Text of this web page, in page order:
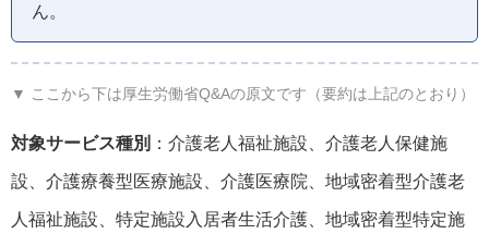
ん。
▼ ここから下は厚生労働省Q&Aの原文です（要約は上記のとおり）
対象サービス種別 ：介護老人福祉施設、介護老人保健施
設、介護療養型医療施設、介護医療院、地域密着型介護老
人福祉施設、特定施設入居者生活介護、地域密着型特定施